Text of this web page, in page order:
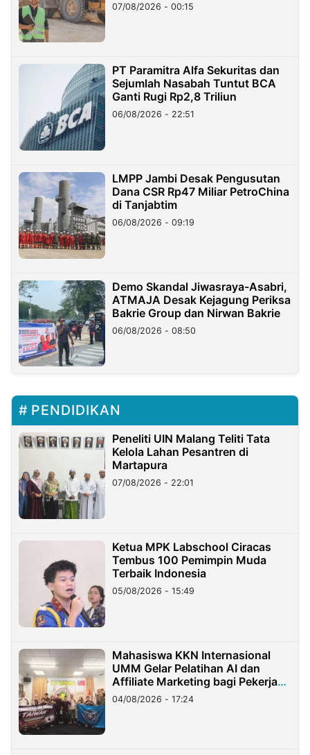
07/08/2026 - 00:15
PT Paramitra Alfa Sekuritas dan
Sejumlah Nasabah Tuntut BCA
Ganti Rugi Rp2,8 Triliun
06/08/2026 - 22:51
LMPP Jambi Desak Pengusutan
Dana CSR Rp47 Miliar PetroChina
di Tanjabtim
06/08/2026 - 09:19
Demo Skandal Jiwasraya-Asabri,
ATMAJA Desak Kejagung Periksa
Bakrie Group dan Nirwan Bakrie
06/08/2026 - 08:50
PENDIDIKAN
Peneliti UIN Malang Teliti Tata
Kelola Lahan Pesantren di
Martapura
07/08/2026 - 22:01
Ketua MPK Labschool Ciracas
Tembus 100 Pemimpin Muda
Terbaik Indonesia
05/08/2026 - 15:49
Mahasiswa KKN Internasional
UMM Gelar Pelatihan AI dan
Affiliate Marketing bagi Pekerja
Migran Indonesia di Taiwan
04/08/2026 - 17:24